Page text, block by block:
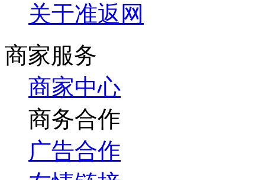
关于准返网
商家服务
商家中心
商务合作
广告合作